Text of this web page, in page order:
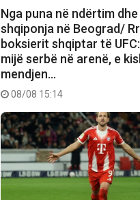
Nga puna në ndërtim
shqiponja në Beograd/
boksierit shqiptar të
mijë serbë në arenë, e
mendjen…
08/08 15:14